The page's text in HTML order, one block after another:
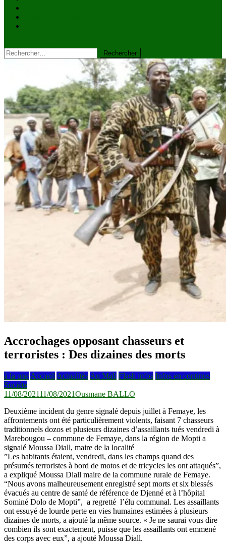
Rechercher :
Accrochages opposant chasseurs et
terroristes : Des dizaines des morts
à la une Accueil Actualités Au Mali Flash infos Infos en continus
Société
11/08/202111/08/2021Ousmane BALLO
Deuxième incident du genre signalé depuis juillet à Femaye, les
affrontements ont été particulièrement violents, faisant 7 chasseurs
traditionnels dozos et plusieurs dizaines d’assaillants tués vendredi à
Marebougou – commune de Femaye, dans la région de Mopti a
signalé Moussa Diall, maire de la localité
”Les habitants étaient, vendredi, dans les champs quand des
présumés terroristes à bord de motos et de tricycles les ont attaqués”,
a expliqué Moussa Diall maire de la commune rurale de Femaye.
“Nous avons malheureusement enregistré sept morts et six blessés
évacués au centre de santé de référence de Djenné et à l’hôpital
Sominé Dolo de Mopti”, a regretté l’élu communal. Les assaillants
ont essuyé de lourde perte en vies humaines estimées à plusieurs
dizaines de morts, a ajouté la même source. « Je ne saurai vous dire
combien ils sont exactement, puisse que les assaillants ont emmené
des corps avec eux”, a ajouté Moussa Diall.